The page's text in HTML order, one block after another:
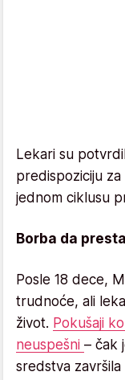
Lekari su
predispoziciju
jednom ciklusu
Borba da
Posle 18 dece,
trudnoće, ali
život. Pokušaji
neuspešni – čak
sredstva završila